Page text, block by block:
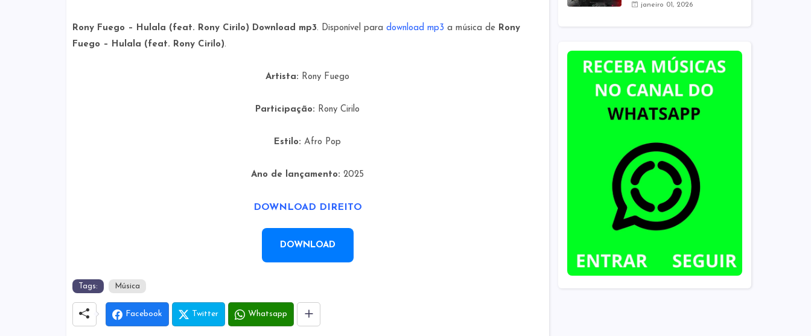
Rony Fuego – Hulala (feat. Rony Cirilo) Download mp3. Disponível para download mp3 a música de Rony
Fuego – Hulala (feat. Rony Cirilo).
Artista: Rony Fuego
Participação: Rony Cirilo
Estilo: Afro Pop
Ano de lançamento: 2025
DOWNLOAD DIREITO
DOWNLOAD
Tags: Música
Facebook Twitter Whatsapp
(Mes Remix) Download
janeiro 01, 2026